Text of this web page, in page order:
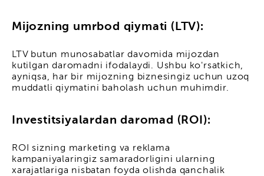
Mijozning umrbod qiymati (LTV):
LTV butun munosabatlar davomida mijozdan
kutilgan daromadni ifodalaydi. Ushbu ko'rsatkich,
ayniqsa, har bir mijozning biznesingiz uchun uzoq
muddatli qiymatini baholash uchun muhimdir.
Investitsiyalardan daromad (ROI):
ROI sizning marketing va reklama
kampaniyalaringiz samaradorligini ularning
xarajatlariga nisbatan foyda olishda qanchalik